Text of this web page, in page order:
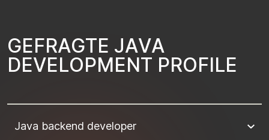
GEFRAGTE JAVA
DEVELOPMENT PROFILE
Java backend developer